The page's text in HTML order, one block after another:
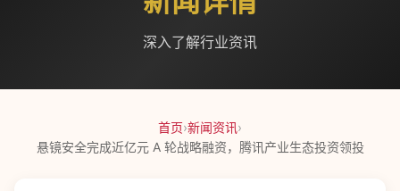
深入了解行业资讯
首页›新闻资讯›
悬镜安全完成近亿元 A 轮战略融资，腾讯产业生态投资领投